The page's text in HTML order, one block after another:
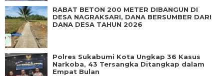
RABAT BETON 200 METER DIBANGUN DI
DESA NAGRAKSARI, DANA BERSUMBER DARI
DANA DESA TAHUN 2026
Polres Sukabumi Kota Ungkap 36 Kasus
Narkoba, 43 Tersangka Ditangkap dalam
Empat Bulan